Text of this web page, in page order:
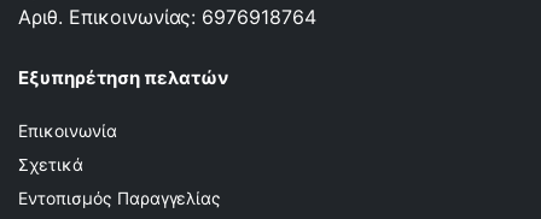
Αριθ. Επικοινωνίας: 6976918764
Εξυπηρέτηση πελατών
Επικοινωνία
Σχετικά
Εντοπισμός Παραγγελίας